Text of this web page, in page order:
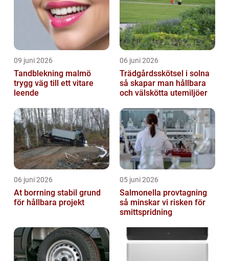
09 juni 2026
Tandblekning malmö
trygg väg till ett vitare
leende
06 juni 2026
Trädgårdsskötsel i solna
så skapar man hållbara
och välskötta utemiljöer
06 juni 2026
At borrning stabil grund
för hållbara projekt
05 juni 2026
Salmonella provtagning
så minskar vi risken för
smittspridning